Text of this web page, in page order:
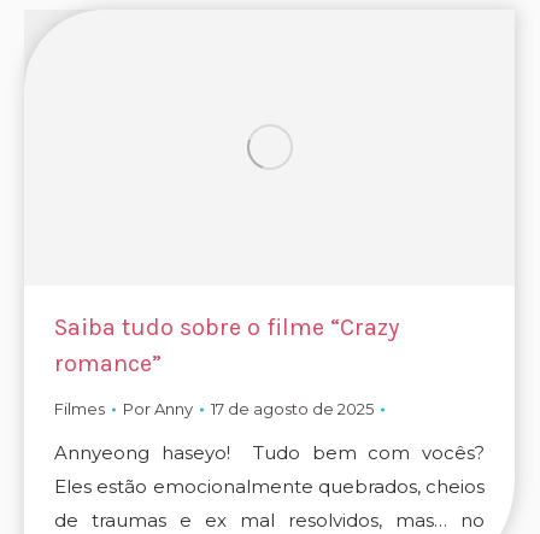
Saiba tudo sobre o filme “Crazy
romance”
Filmes PorAnny 17 de agosto de 2025
Annyeong haseyo! Tudo bem com vocês?
Eles estão emocionalmente quebrados, cheios
de traumas e ex mal resolvidos, mas… no